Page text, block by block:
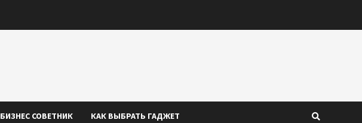
БИЗНЕС СОВЕТНИК КАК ВЫБРАТЬ ГАДЖЕТ